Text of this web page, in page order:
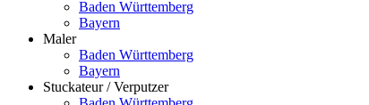
Baden Württemberg
Bayern
Maler
Baden Württemberg
Bayern
Stuckateur / Verputzer